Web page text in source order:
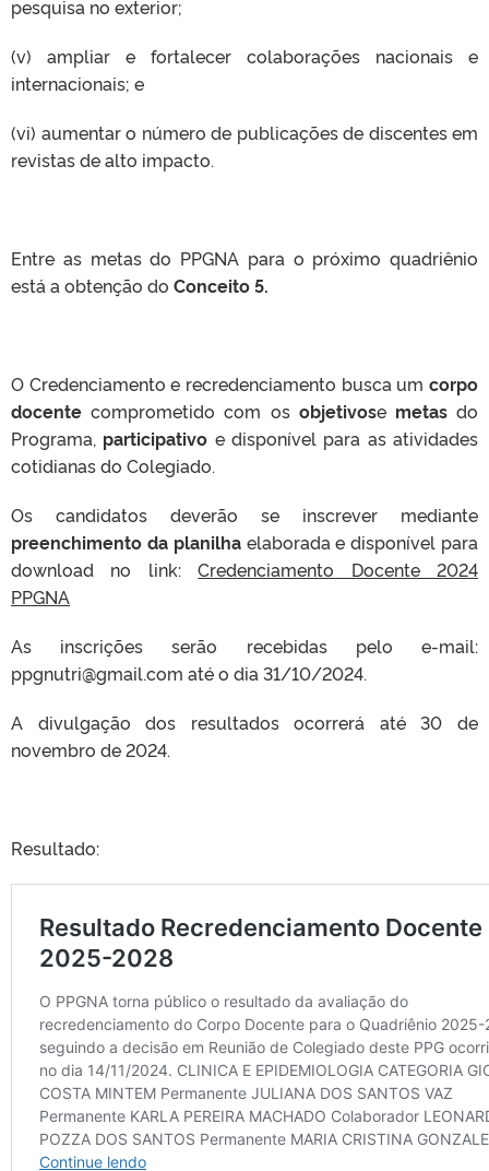
pesquisa no exterior;
(v) ampliar e fortalecer colaborações nacionais e
internacionais; e
(vi) aumentar o número de publicações de discentes em
revistas de alto impacto.
Entre as metas do PPGNA para o próximo quadriênio
está a obtenção do Conceito 5.
O Credenciamento e recredenciamento busca um corpo
docente comprometido com os objetivose metasdo
Programa, participativo e disponível para as atividades
cotidianas do Colegiado.
Os candidatos deverão se inscrever mediante
preenchimento da planilhaelaborada e disponível para
download no link:Credenciamento Docente 2024
PPGNA
As inscrições serão recebidas pelo e-mail:
ppgnutri@gmail.com até o dia 31/10/2024.
A divulgação dos resultados ocorrerá até 30 de
novembro de 2024.
Resultado: